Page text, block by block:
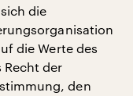
die
die Werte des
der
den